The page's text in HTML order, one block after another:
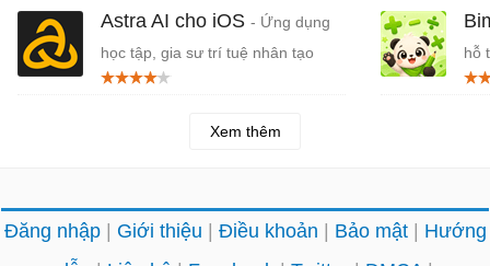
Astra AI cho iOS - Ứng dụng
học tập, gia sư trí tuệ nhân tạo
hỗ
Xem thêm
Đăng nhập Giới thiệu Điều khoản Bảo mật
Hướng